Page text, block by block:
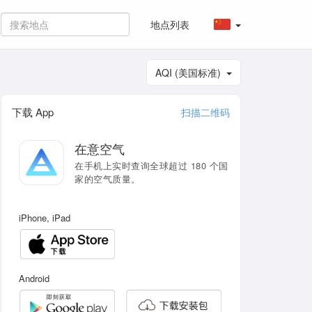
地点列表
AQI (美国标准)
下载 App 扫描二维码
在意空气
在手机上实时查询全球超过 180 个国
家的空气质量。
iPhone, iPad
Android